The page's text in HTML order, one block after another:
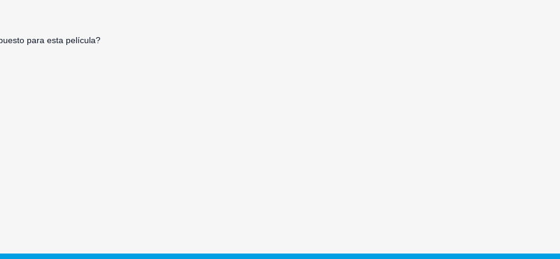
para esta película?